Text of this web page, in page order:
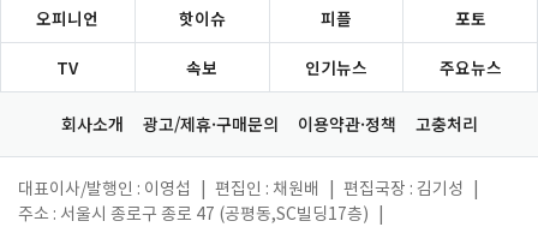
오피니언 핫이슈 피플 포토
TV 속보 인기뉴스 주요뉴스
회사소개 광고/제휴·구매문의 이용약관·정책 고충처리
대표이사/발행인 : 이영섭 편집인 : 채원배 편집국장 : 김기성
주소 : 서울시 종로구 종로 47 (공평동,SC빌딩17층)